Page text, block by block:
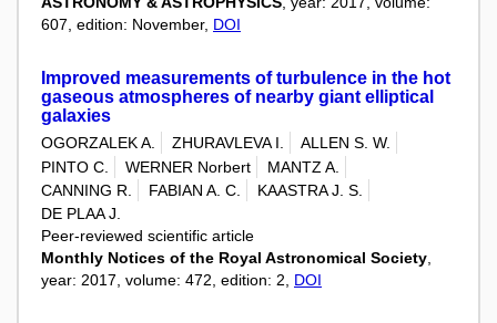
607, edition: November, DOI
Improved measurements of turbulence in the hot
gaseous atmospheres of nearby giant elliptical
galaxies
OGORZALEK A. ZHURAVLEVA I.
ALLEN S. W.
PINTO C.
WERNER Norbert
MANTZ A.
CANNING R.
FABIAN A. C.
KAASTRA J. S.
DE PLAA J.
Peer-reviewed scientific article
Monthly Notices of the Royal Astronomical Society
year: 2017, volume: 472, edition: 2, DOI